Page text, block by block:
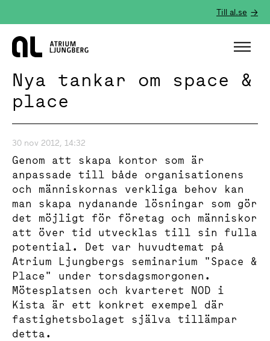
Till al.se
Hem
Nya tankar om space &
place
30 nov 2012, 14:32
Genom att skapa kontor som är
anpassade till både organisationens
och människornas verkliga behov kan
man skapa nydanande lösningar som gör
det möjligt för företag och människor
att över tid utvecklas till sin fulla
potential. Det var huvudtemat på
Atrium Ljungbergs seminarium "Space &
Place" under torsdagsmorgonen.
Mötesplatsen och kvarteret NOD i
Kista är ett konkret exempel där
fastighetsbolaget själva tillämpar
detta.